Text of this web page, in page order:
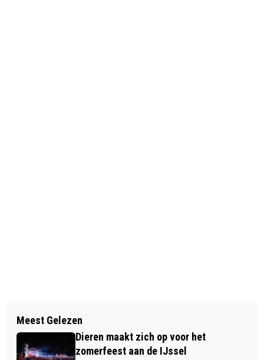
GEMEENTE RHEDEN VIERT 75 JAAR
VRIJHEID!
DEUR OP SLOT, TOCH CONTACT MET
INLOOPHUIS DIEREN
Meest Gelezen
Dieren maakt zich op voor het
zomerfeest aan de IJssel